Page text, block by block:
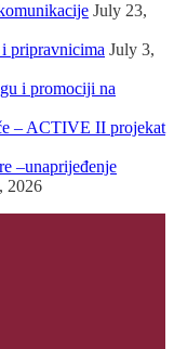
July 23,
pripravnicima July 3,
i promociji na
– ACTIVE II projekat
–unaprijeđenje
2026